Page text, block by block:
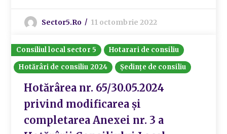
Sector5.ro 11 octombrie 2022
Consiliul local sector 5
Hotarari de consiliu
Hotărâri de consiliu 2024
Ședințe de consiliu
Hotărârea nr. 65/30.05.2024
privind modificarea și
completarea Anexei nr. 3 a